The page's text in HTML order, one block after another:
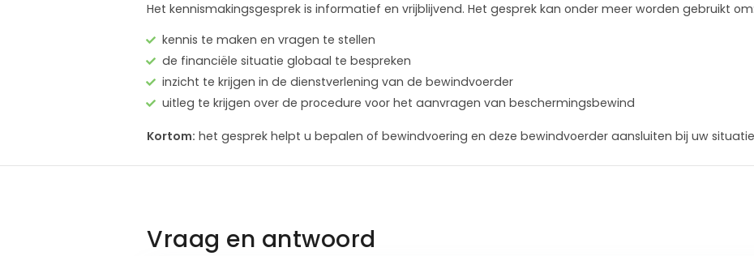
Het kennismakingsgesprek is informatief en vrijblijvend. Het gesprek kan onder meer worden gebruikt om:
kennis te maken en vragen te stellen
de financiële situatie globaal te bespreken
inzicht te krijgen in de dienstverlening van de bewindvoerder
uitleg te krijgen over de procedure voor het aanvragen van beschermingsbewind
Kortom: het gesprek helpt u bepalen of bewindvoering en deze bewindvoerder aansluiten bij uw
Vraag en antwoord